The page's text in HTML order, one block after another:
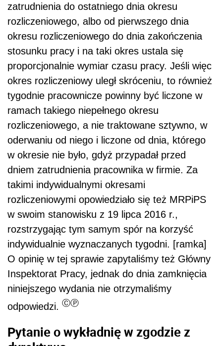
zatrudnienia do ostatniego dnia okresu
rozliczeniowego, albo od pierwszego dnia
okresu rozliczeniowego do dnia zakończenia
stosunku pracy i na taki okres ustala się
proporcjonalnie wymiar czasu pracy. Jeśli więc
okres rozliczeniowy uległ skróceniu, to również
tygodnie pracownicze powinny być liczone w
ramach takiego niepełnego okresu
rozliczeniowego, a nie traktowane sztywno, w
oderwaniu od niego i liczone od dnia, którego
w okresie nie było, gdyż przypadał przed
dniem zatrudnienia pracownika w firmie. Za
takimi indywidualnymi okresami
rozliczeniowymi opowiedziało się też MRPiPS
w swoim stanowisku z 19 lipca 2016 r.,
rozstrzygając tym samym spór na korzyść
indywidualnie wyznaczanych tygodni. [ramka]
O opinię w tej sprawie zapytaliśmy też Główny
Inspektorat Pracy, jednak do dnia zamknięcia
niniejszego wydania nie otrzymaliśmy
odpowiedzi. ⒸⓅ
Pytanie o wykładnię w zgodzie z